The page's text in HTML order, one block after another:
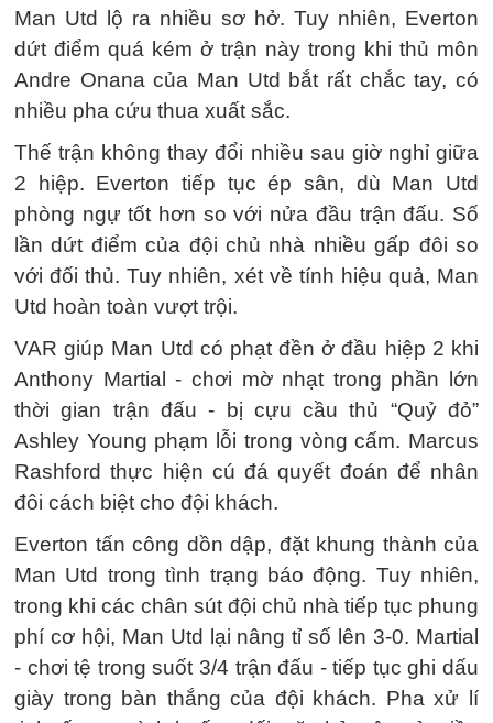
Man Utd lộ ra nhiều sơ hở. Tuy nhiên, Everton
dứt điểm quá kém ở trận này trong khi thủ môn
Andre Onana của Man Utd bắt rất chắc tay, có
nhiều pha cứu thua xuất sắc.
Thế trận không thay đổi nhiều sau giờ nghỉ giữa
2 hiệp. Everton tiếp tục ép sân, dù Man Utd
phòng ngự tốt hơn so với nửa đầu trận đấu. Số
lần dứt điểm của đội chủ nhà nhiều gấp đôi so
với đối thủ. Tuy nhiên, xét về tính hiệu quả, Man
Utd hoàn toàn vượt trội.
VAR giúp Man Utd có phạt đền ở đầu hiệp 2 khi
Anthony Martial - chơi mờ nhạt trong phần lớn
thời gian trận đấu - bị cựu cầu thủ “Quỷ đỏ”
Ashley Young phạm lỗi trong vòng cấm. Marcus
Rashford thực hiện cú đá quyết đoán để nhân
đôi cách biệt cho đội khách.
Everton tấn công dồn dập, đặt khung thành của
Man Utd trong tình trạng báo động. Tuy nhiên,
trong khi các chân sút đội chủ nhà tiếp tục phung
phí cơ hội, Man Utd lại nâng tỉ số lên 3-0. Martial
- chơi tệ trong suốt 3/4 trận đấu - tiếp tục ghi dấu
giày trong bàn thắng của đội khách. Pha xử lí